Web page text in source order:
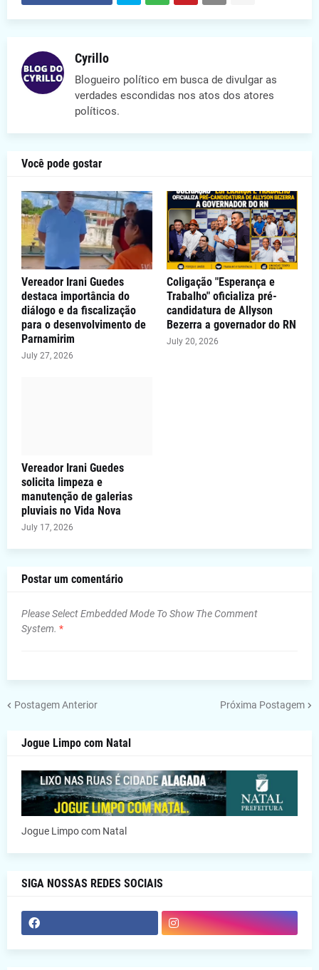
Cyrillo
Blogueiro político em busca de divulgar as
verdades escondidas nos atos dos atores
políticos.
Você pode gostar
Vereador Irani Guedes
destaca importância do
diálogo e da fiscalização
para o desenvolvimento de
Parnamirim
July 27, 2026
Coligação "Esperança e
Trabalho" oficializa pré-
candidatura de Allyson
Bezerra a governador do RN
July 20, 2026
Vereador Irani Guedes
solicita limpeza e
manutenção de galerias
pluviais no Vida Nova
July 17, 2026
Postar um comentário
Please Select Embedded Mode To Show The Comment
System. *
Postagem Anterior Próxima Postagem
Jogue Limpo com Natal
Jogue Limpo com Natal
SIGA NOSSAS REDES SOCIAIS